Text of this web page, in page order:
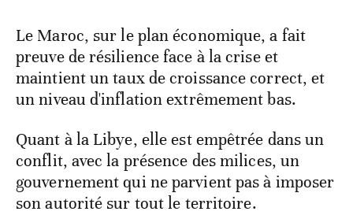
Le Maroc, sur le plan économique, a fait
preuve de résilience face à la crise et
maintient un taux de croissance correct, et
un niveau d'inflation extrêmement bas.
Quant à la Libye, elle est empêtrée dans un
conflit, avec la présence des milices, un
gouvernement qui ne parvient pas à imposer
son autorité sur tout le territoire.